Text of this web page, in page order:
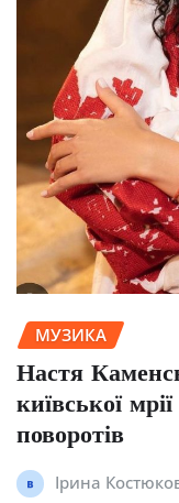
МУЗИКА
Настя
київської
поворотів
Ірина